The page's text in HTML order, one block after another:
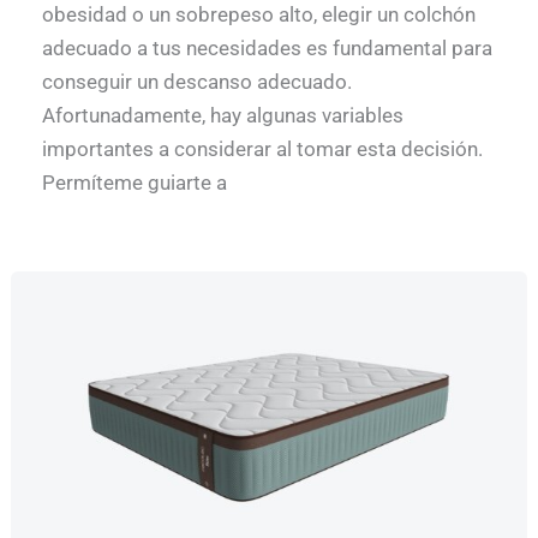
obesidad o un sobrepeso alto, elegir un colchón
adecuado a tus necesidades es fundamental para
conseguir un descanso adecuado.
Afortunadamente, hay algunas variables
importantes a considerar al tomar esta decisión.
Permíteme guiarte a